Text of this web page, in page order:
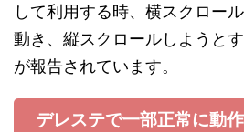
して利用する時、横スクロー
動き、縦スクロールしようと
が報告されています。
デレステで一部正常に動